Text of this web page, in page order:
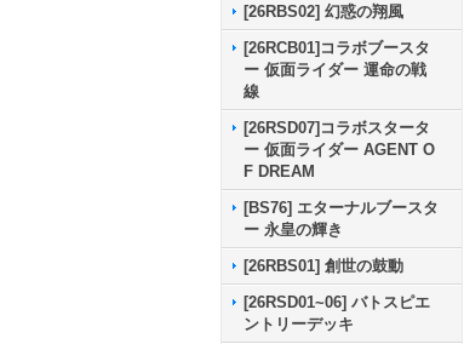
[26RBS02] 幻惑の翔風
[26RCB01]コラボブースタ
ー 仮面ライダー 運命の戦
線
[26RSD07]コラボスタータ
ー 仮面ライダー AGENT O
F DREAM
[BS76] エターナルブースタ
ー 永皇の輝き
[26RBS01] 創世の鼓動
[26RSD01~06] バトスピエ
ントリーデッキ